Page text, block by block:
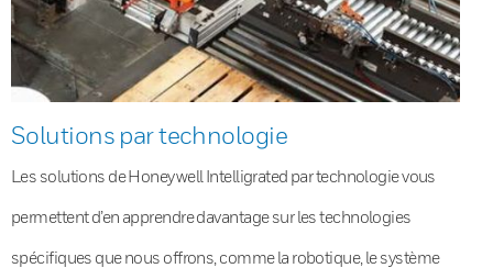
Solutions par technologie
Les solutions de Honeywell Intelligrated par technologie vous
permettent d’en apprendre davantage sur les technologies
spécifiques que nous offrons, comme la robotique, le système